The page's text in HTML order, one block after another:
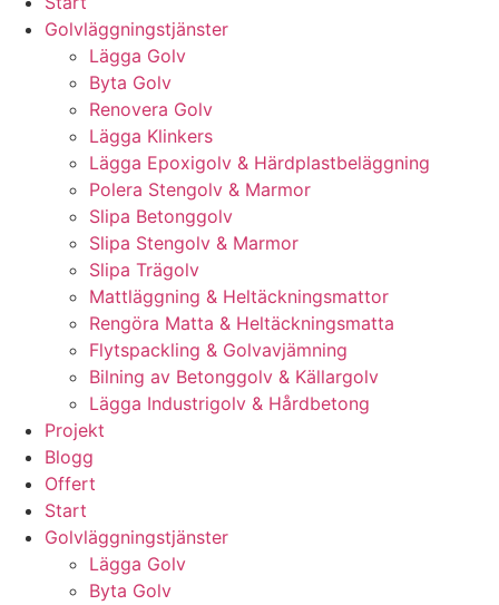
Golvläggningstjänster
Lägga Golv
Byta Golv
Renovera Golv
Lägga Klinkers
Lägga Epoxigolv & Härdplastbeläggning
Polera Stengolv & Marmor
Slipa Betonggolv
Slipa Stengolv & Marmor
Slipa Trägolv
Mattläggning & Heltäckningsmattor
Rengöra Matta & Heltäckningsmatta
Flytspackling & Golvavjämning
Bilning av Betonggolv & Källargolv
Lägga Industrigolv & Hårdbetong
Projekt
Blogg
Offert
Start
Golvläggningstjänster
Lägga Golv
Byta Golv